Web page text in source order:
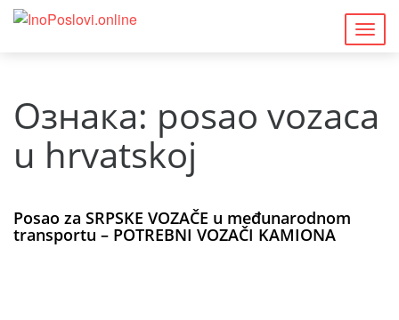
Ознака: posao vozaca
u hrvatskoj
Posao za SRPSKE VOZAČE u međunarodnom
transportu – POTREBNI VOZAČI KAMIONA